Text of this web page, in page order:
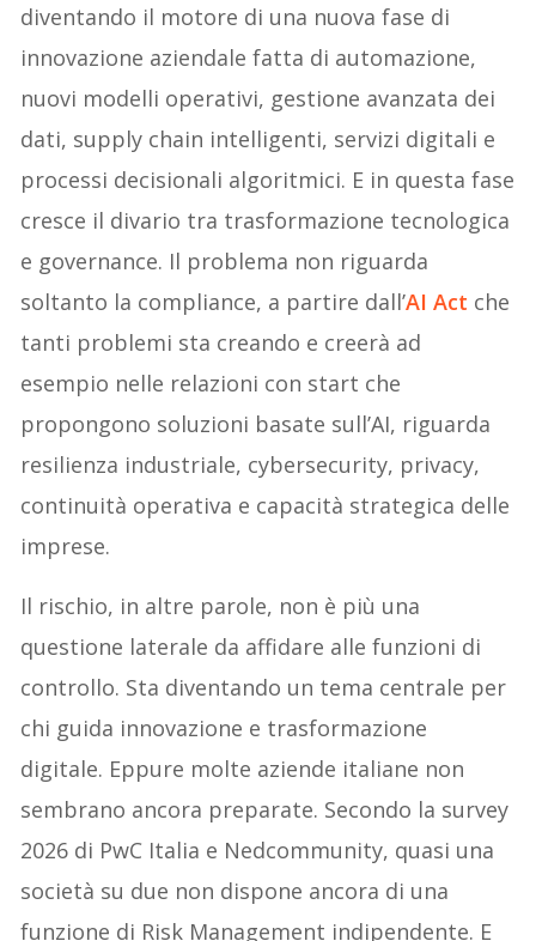
diventando il motore di una nuova fase di
innovazione aziendale fatta di automazione,
nuovi modelli operativi, gestione avanzata dei
dati, supply chain intelligenti, servizi digitali e
processi decisionali algoritmici. E in questa fase
cresce il divario tra trasformazione tecnologica
e governance. Il problema non riguarda
soltanto la compliance, a partire dall’AI Act che
tanti problemi sta creando e creerà ad
esempio nelle relazioni con start che
propongono soluzioni basate sull’AI, riguarda
resilienza industriale, cybersecurity, privacy,
continuità operativa e capacità strategica delle
imprese.
Il rischio, in altre parole, non è più una
questione laterale da affidare alle funzioni di
controllo. Sta diventando un tema centrale per
chi guida innovazione e trasformazione
digitale. Eppure molte aziende italiane non
sembrano ancora preparate. Secondo la survey
2026 di PwC Italia e Nedcommunity, quasi una
società su due non dispone ancora di una
funzione di Risk Management indipendente. E